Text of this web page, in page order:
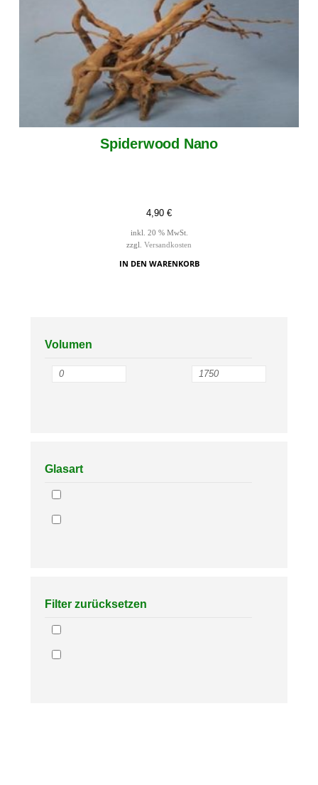
Spiderwood Nano
4,90 €
inkl. 20 % MwSt.
zzgl. Versandkosten
IN DEN WARENKORB
Volumen
Glasart
Filter zurücksetzen